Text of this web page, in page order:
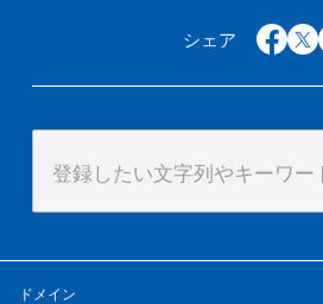
シェア
ドメイン